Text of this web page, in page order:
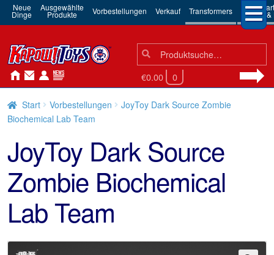
Neue
Dinge
Ausgewählte
Produkte Vorbestellungen Verkauf Transformers 3rd
Robots
Suchen
nach:
Suche
€0.00 0
Start Vorbestellungen
JoyToy Dark Source Zombie
Biochemical Lab Team
JoyToy Dark Source
Zombie Biochemical
Lab Team